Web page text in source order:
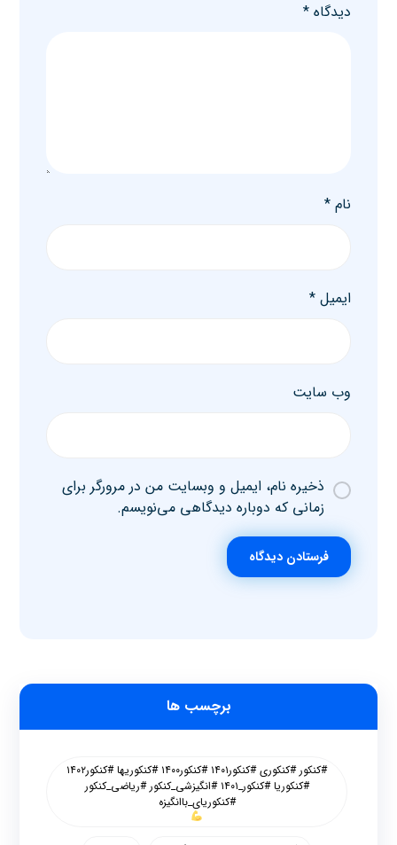
دیدگاه*
نام*
ایمیل*
وب‌ سایت
ذخیره نام، ایمیل و وبسایت من در مرورگر برای
زمانی که دوباره دیدگاهی می‌نویسم.
فرستادن دیدگاه
برچسب ها
#کنکور #کنکوری #کنکور۱۴۰۱ #کنکور۱۴۰۰ #کنکوریها #کنکور۱۴۰۲
#کنکوریا #کنکور_۱۴۰۱ #انگیزشی_کنکور #ریاضی_کنکور
#کنکوریای_باانگیزه